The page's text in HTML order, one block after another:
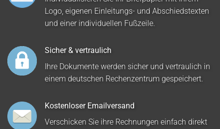
Logo, eigenen Einleitungs- und Abschiedstexten
und einer individuellen Fußzeile.
Sicher & vertraulich
Ihre Dokumente werden sicher und vertraulich in
einem deutschen Rechenzentrum gespeichert.
Kostenloser Emailversand
Verschicken Sie ihre Rechnungen einfach direkt